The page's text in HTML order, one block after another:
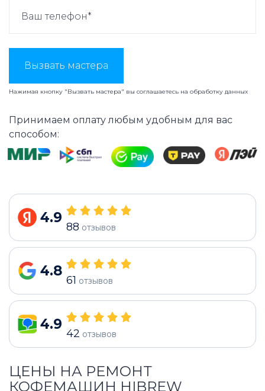
Вызвать мастера
Нажимая кнопку "Вызвать мастера" вы соглашаетесь на обработку данных
Принимаем оплату любым удобным для вас
способом:
4.9
88 отзывов
4.8
61 отзывов
4.9
42 отзывов
ЦЕНЫ НА РЕМОНТ
КОФЕМАШИН HIBREW